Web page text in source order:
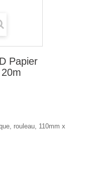
Papier
rouleau, 110mm x